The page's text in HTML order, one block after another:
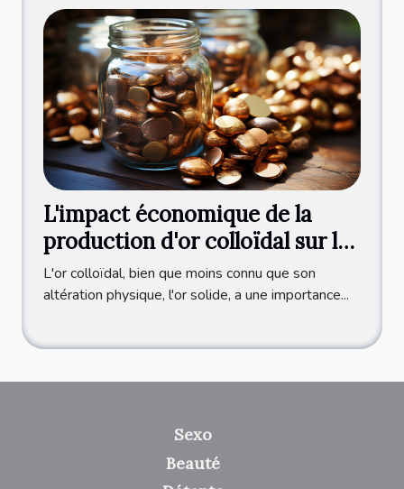
L'impact économique de la
production d'or colloïdal sur le
marché international
L'or colloïdal, bien que moins connu que son
altération physique, l'or solide, a une importance...
Sexo
Beauté